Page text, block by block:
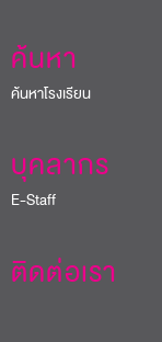
ค้นหา
ค้นหาโรงเรียน
บุคลากร
E-Staff
ติดต่อเรา